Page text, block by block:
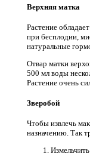
Верхняя матка
Растение
при бесплодии,
натуральные
Отвар матки
500 мл воды
Растение очень
Зверобой
Чтобы извлечь
назначению. Так